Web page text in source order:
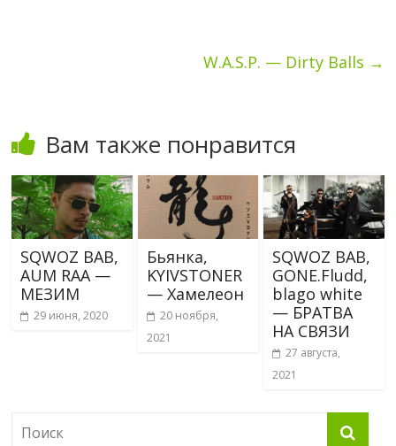
W.A.S.P. — Dirty Balls →
Вам также понравится
SQWOZ BAB,
AUM RAA —
МЕЗИМ
29 июня, 2020
Бьянка,
KYIVSTONER
— Хамелеон
20 ноября,
2021
SQWOZ BAB,
GONE.Fludd,
blago white
— БРАТВА
НА СВЯЗИ
27 августа,
2021